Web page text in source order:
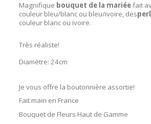
Magnifique bouquet de la mariéefait
couleur bleu/blanc ou bleu/ivoire, des
couleur blanc ou ivoire.
Très réaliste!
Diamètre: 24cm
Je vous offre la boutonnière assortie!
Fait main en France
Bouquet de Fleurs Haut de Gamme